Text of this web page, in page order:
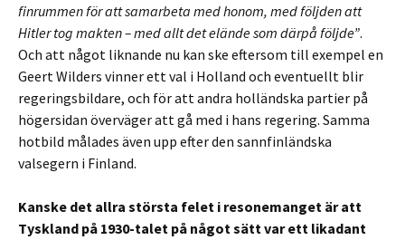
finrummen för att samarbeta med honom, med följden att
Hitler tog makten – med allt det elände som därpå följde”.
Och att något liknande nu kan ske eftersom till exempel en
Geert Wilders vinner ett val i Holland och eventuellt blir
regeringsbildare, och för att andra holländska partier på
högersidan överväger att gå med i hans regering. Samma
hotbild målades även upp efter den sannfinländska
valsegern i Finland.
Kanske det allra största felet i resonemanget är att
Tyskland på 1930-talet på något sätt var ett likadant